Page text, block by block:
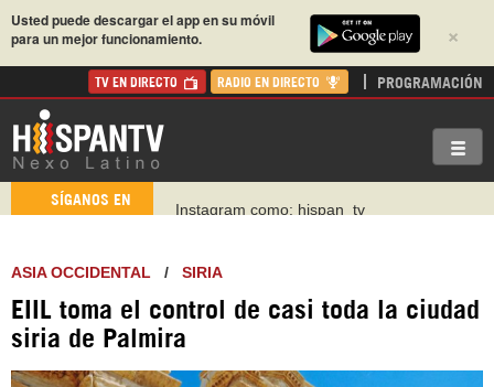
×
Usted puede descargar el app en su móvil
para un mejor funcionamiento.
TV EN DIRECTO RADIO EN DIRECTO PROGRAMACIÓN
SÍGANOS EN
https://www.youtube.com/@nexo_latino
http://twitter.com/nexo_latino
https://t.me/hispantvcanal
ASIA OCCIDENTAL / SIRIA
EIIL toma el control de casi toda la ciudad
siria de Palmira